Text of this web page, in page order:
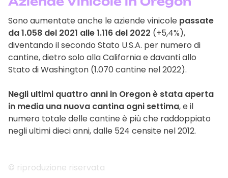
Sono aumentate anche le aziende vinicole passate
da 1.058 del 2021 alle 1.116 del 2022 (+5,4%),
diventando il secondo Stato U.S.A. per numero di
cantine, dietro solo alla California e davanti allo
Stato di Washington (1.070 cantine nel 2022).
Negli ultimi quattro anni in Oregon è stata aperta
in media una nuova cantina ogni settima, e il
numero totale delle cantine è più che raddoppiato
negli ultimi dieci anni, dalle 524 censite nel 2012.
© riproduzione riservata